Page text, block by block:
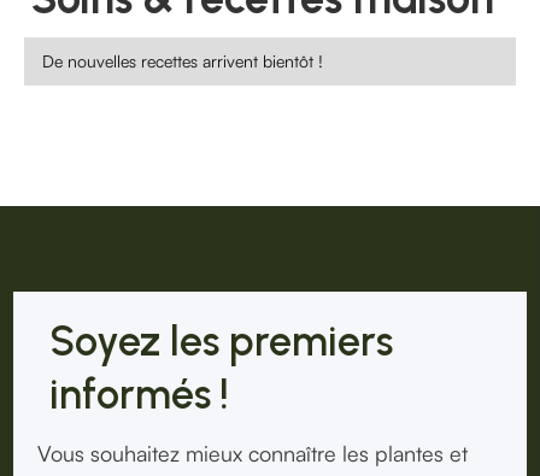
De nouvelles recettes arrivent bientôt !
Soyez les premiers
informés !
Vous souhaitez mieux connaître les plantes et